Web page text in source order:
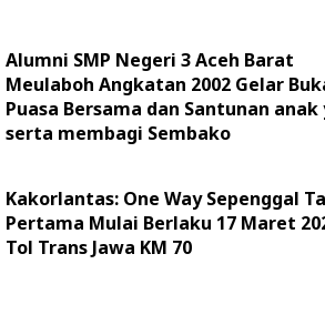
Alumni SMP Negeri 3 Aceh Barat
Meulaboh Angkatan 2002 Gelar
Puasa Bersama dan Santunan
serta membagi Sembako
Kakorlantas: One Way Sepenggal
Pertama Mulai Berlaku 17 Maret
Tol Trans Jawa KM 70